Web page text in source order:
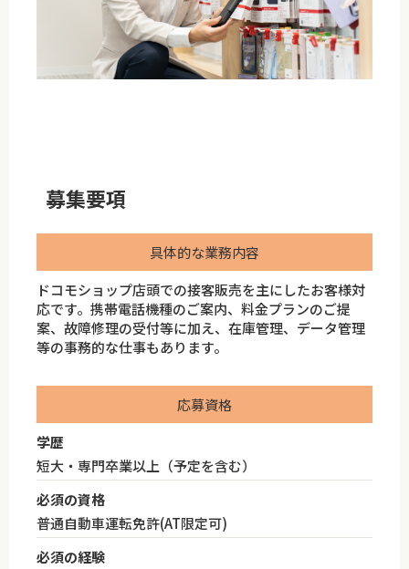
募集要項
具体的な業務内容
ドコモショップ店頭での接客販売を主にしたお客様対
応です。携帯電話機種のご案内、料金プランのご提
案、故障修理の受付等に加え、在庫管理、データ管理
等の事務的な仕事もあります。
応募資格
学歴
短大・専門卒業以上（予定を含む）
必須の資格
普通自動車運転免許(AT限定可)
必須の経験